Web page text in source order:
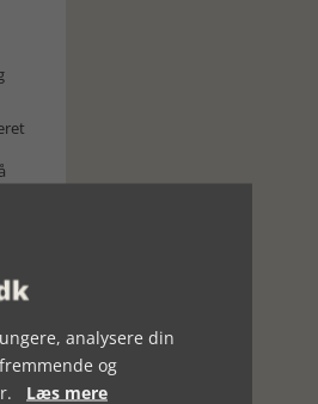
analysere din
og
Læs mere